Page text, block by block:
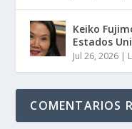
Keiko
Estados
Jul 26, 2026 |
COMENTARIOS